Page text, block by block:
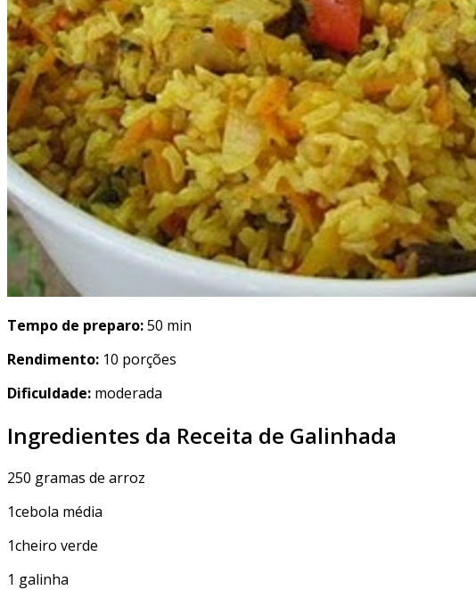
Tempo de preparo:50 min
Rendimento: 10 porções
Dificuldade: moderada
Ingredientes da Receita de Galinhada
250 gramas de arroz
1cebola média
1cheiro verde
1 galinha